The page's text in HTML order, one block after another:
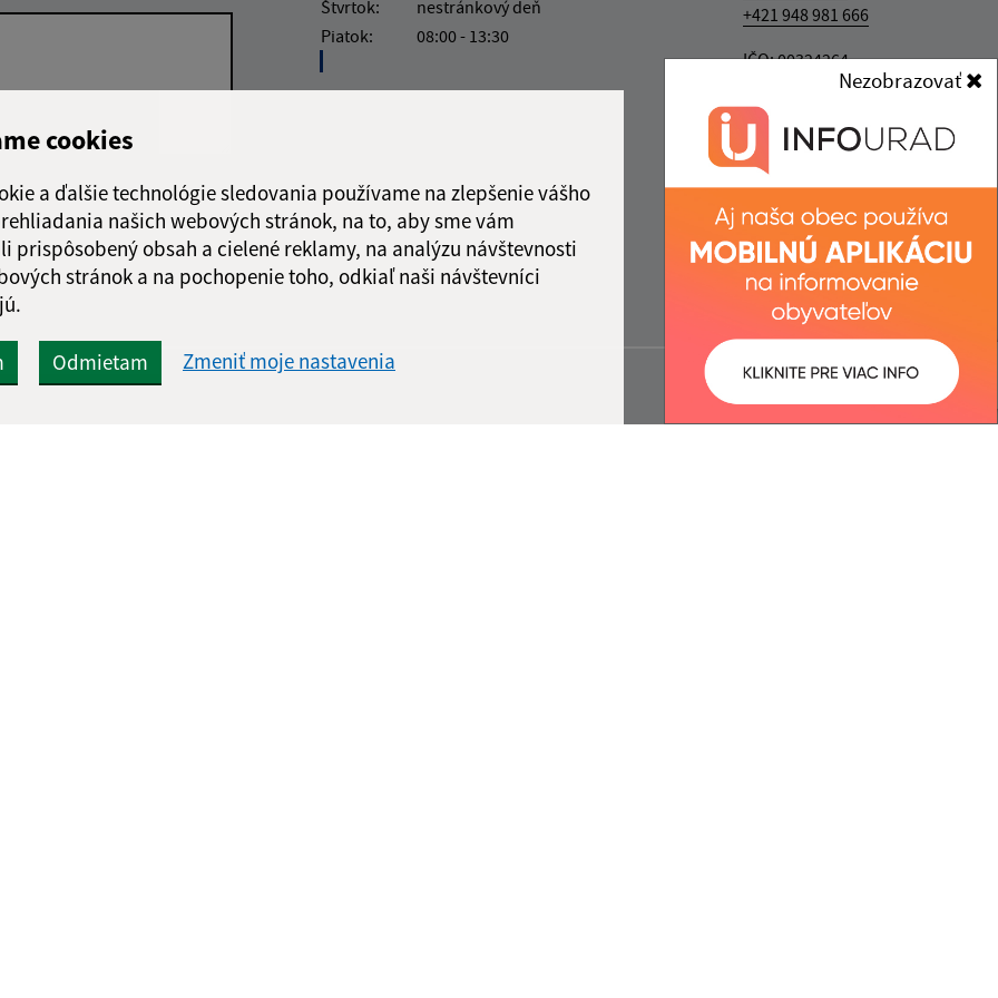
cookies
a ďalšie technológie sledovania používame na zlepšenie vášho
našich webových stránok, na to, aby sme vám
prispôsobený obsah a cielené reklamy, na analýzu návštevnosti
stránok a na pochopenie toho, odkiaľ naši návštevníci
Odmietam Zmeniť moje nastavenia
Nezobrazovať
Google reCaptcha Response
Odoslať správu
Štvrtok:
nestránkový deň
Piatok:
08:00 - 13:30
+421 948 981 666
IČO: 00324264